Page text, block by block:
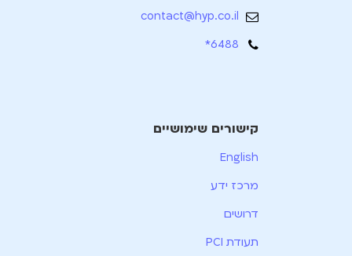
contact@hyp.co.il
6488*
קישורים שימושיים
English
מרכז ידע
דרושים
תעודת PCI